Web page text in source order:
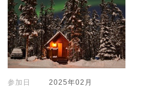
参加日
2025年02月